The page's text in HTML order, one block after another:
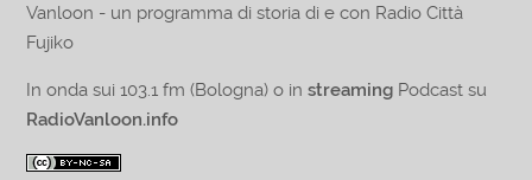
Vanloon - un programma di storia di e con Radio Città
Fujiko
In onda sui 103.1 fm (Bologna) o instreaming Podcast su
RadioVanloon.info